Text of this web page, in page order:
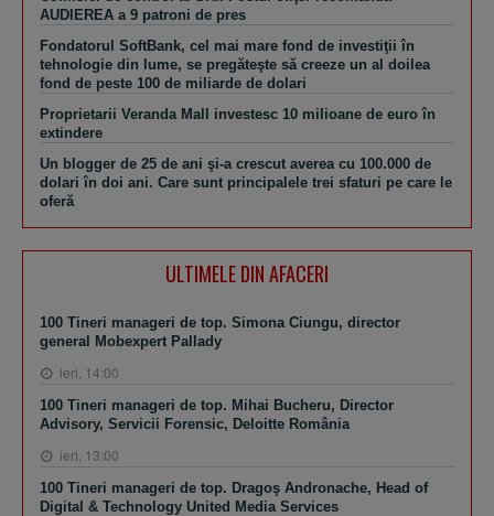
AUDIEREA a 9 patroni de pres
Fondatorul SoftBank, cel mai mare fond de investiţii în
tehnologie din lume, se pregăteşte să creeze un al doilea
fond de peste 100 de miliarde de dolari
Proprietarii Veranda Mall investesc 10 milioane de euro în
extindere
Un blogger de 25 de ani şi-a crescut averea cu 100.000 de
dolari în doi ani. Care sunt principalele trei sfaturi pe care le
oferă
ULTIMELE DIN AFACERI
100 Tineri manageri de top. Simona Ciungu, director
general Mobexpert Pallady
ieri, 14:00
100 Tineri manageri de top. Mihai Bucheru, Director
Advisory, Servicii Forensic, Deloitte România
ieri, 13:00
100 Tineri manageri de top. Dragoş Andronache, Head of
Digital & Technology United Media Services